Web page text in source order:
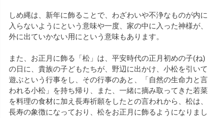
しめ縄は、新年に飾ることで、わざわいや不浄なものが内に
入らないようにという意味や一度、家の中に入った神様が、
外に出ていかない用にという意味もあります。
また、お正月に飾る「松」は、平安時代の正月初めの子(ね)
の日に、貴族の子どもたちが、野辺に出かけ、小松を引いて
遊ぶという行事をし、その行事のあと、「自然の生命力と言
われる小松」を持ち帰り、また、一緒に摘み取ってきた若菜
を料理の食材に加え長寿祈願をしたとの言われから、松は、
長寿の象徴になっており、松をお正月に飾るようになりまし